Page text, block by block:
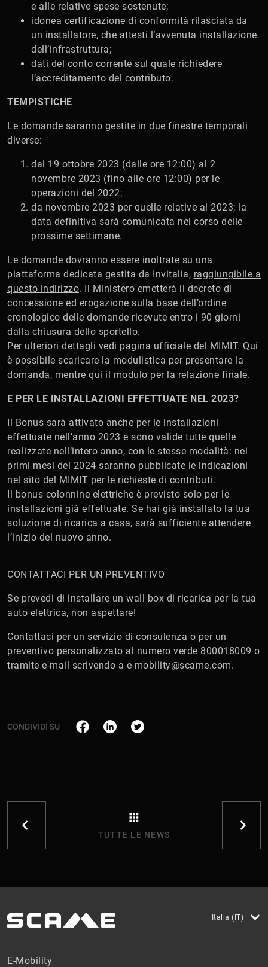
e alle relative spese sostenute;
idonea certificazione di conformità rilasciata da
un installatore, che attesti l’avvenuta installazione
dell’infrastruttura;
dati del conto corrente sul quale richiedere
l’accreditamento del contributo.
TEMPISTICHE
Le domande saranno gestite in due finestre temporali
diverse:
dal 19 ottobre 2023 (dalle ore 12:00) al 2
novembre 2023 (fino alle ore 12:00) per le
operazioni del 2022;
da novembre 2023 per quelle relative al 2023; la
data definitiva sarà comunicata nel corso delle
prossime settimane.
Le domande dovranno essere inoltrate su una
piattaforma dedicata gestita da Invitalia, raggiungibile a
questo indirizzo. Il Ministero emetterà il decreto di
concessione ed erogazione sulla base dell’ordine
cronologico delle domande ricevute entro i 90 giorni
dalla chiusura dello sportello.
Per ulteriori dettagli vedi pagina ufficiale del MIMIT. Qui
è possibile scaricare la modulistica per presentare la
domanda, mentre qui il modulo per la relazione finale.
E PER LE INSTALLAZIONI EFFETTUATE NEL 2023?
Il Bonus sarà attivato anche per le installazioni
effettuate nell’anno 2023 e sono valide tutte quelle
realizzate nell’intero anno, con le stesse modalità: nei
primi mesi del 2024 saranno pubblicate le indicazioni
nel sito del MIMIT per le richieste di contributi.
Il bonus colonnine elettriche è previsto solo per le
installazioni già effettuate. Se hai già installato la tua
soluzione di ricarica a casa, sarà sufficiente attendere
l’inizio del nuovo anno.
CONTATTACI PER UN PREVENTIVO
Se prevedi di installare un wall box di ricarica per la tua
auto elettrica, non aspettare!
Contattaci per un servizio di consulenza o per un
preventivo personalizzato al numero verde 800018009 o
tramite e-mail scrivendo a e-mobility@scame.com.
CONDIVIDI SU
TUTTE LE NEWS
Italia (IT)
E-Mobility